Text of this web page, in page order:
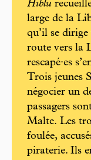
Hiblu
large de la
qu’il se
route vers la
rescapé·es
Trois jeunes
négocier un
passagers
Malte. Les
foulée,
piraterie. Ils